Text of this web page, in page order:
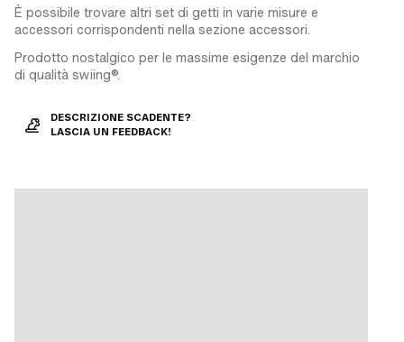
È possibile trovare altri set di getti in varie misure e
accessori corrispondenti nella sezione accessori.
Prodotto nostalgico per le massime esigenze del marchio
di qualità swiing®.
DESCRIZIONE SCADENTE?
LASCIA UN FEEDBACK!